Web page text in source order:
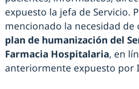
expuesto la jefa de Servicio.
mencionado la necesidad de
plan de humanización del
Farmacia Hospitalaria, en
anteriormente expuesto por